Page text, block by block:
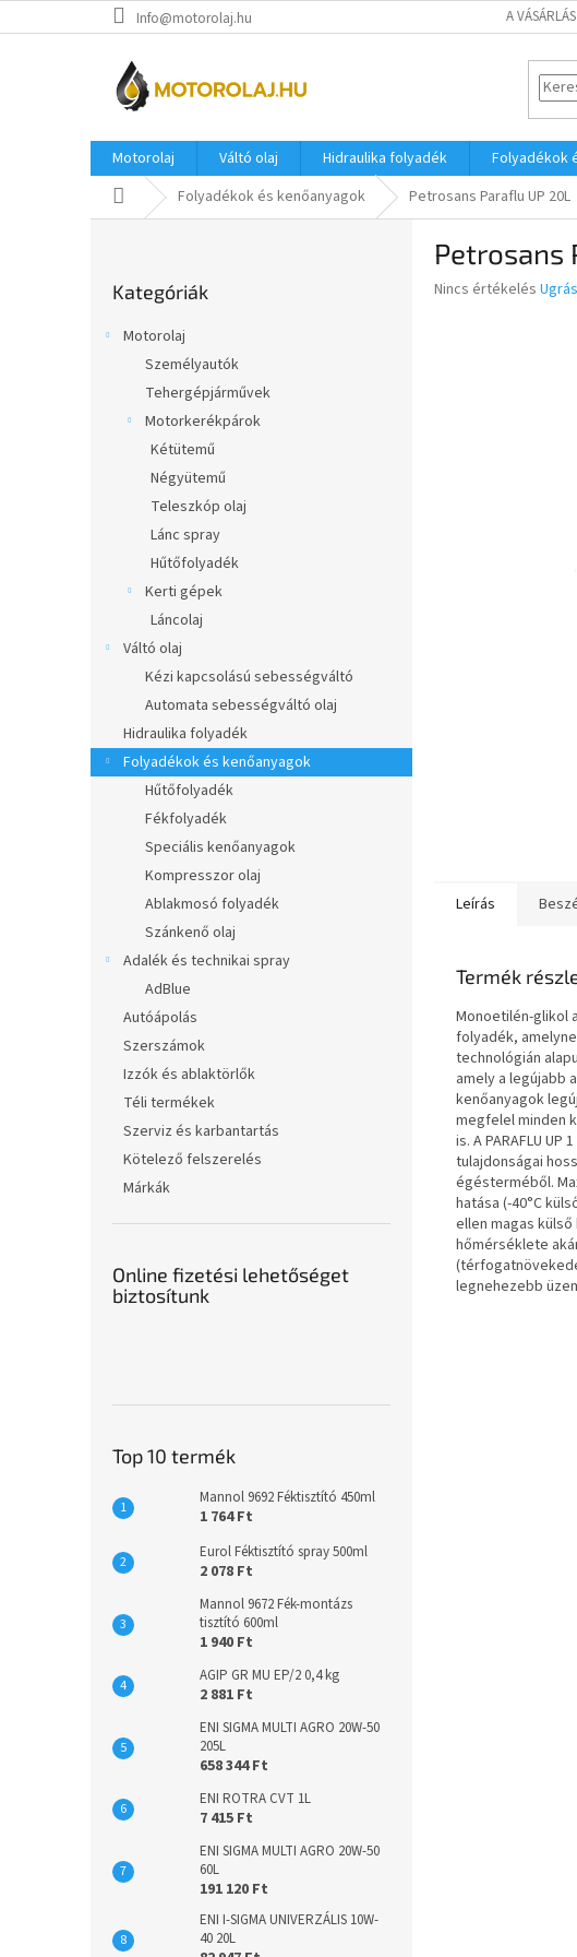
a
Info@motorolaj.hu A
Motorolaj Váltó olaj Hidraulika folyadék Folyadékok
KezdőlapFolyadékok és kenőanyagok Petrosans Paraflu UP 20L
átugrása
Kategóriák
Motorolaj
Személyautók
Tehergépjárművek
Motorkerékpárok
Kétütemű
Négyütemű
Teleszkóp olaj
Lánc spray
Hűtőfolyadék
Kerti gépek
Láncolaj
Váltó olaj
Kézi kapcsolású sebességváltó
Automata sebességváltó olaj
Hidraulika folyadék
Folyadékok és kenőanyagok
Hűtőfolyadék
Fékfolyadék
Speciális kenőanyagok
Kompresszor olaj
Ablakmosó folyadék
Szánkenő olaj
Adalék és technikai spray
AdBlue
Autóápolás
Szerszámok
Izzók és ablaktörlők
Téli termékek
Szerviz és karbantartás
Kötelező felszerelés
Márkák
Online fizetési lehetőséget
biztosítunk
Top 10 termék
Mannol 9692 Féktisztító 450ml
1 764 Ft
Eurol Féktisztító spray 500ml
2 078 Ft
Mannol 9672 Fék-montázs
tisztító 600ml
1 940 Ft
AGIP GR MU EP/2 0,4 kg
2 881 Ft
ENI SIGMA MULTI AGRO 20W-50
205L
658 344 Ft
ENI ROTRA CVT 1L
7 415 Ft
ENI SIGMA MULTI AGRO 20W-50
60L
191 120 Ft
ENI I-SIGMA UNIVERZÁLIS 10W-
40 20L
Petrosans
A
Nincs értékelés
Leírás
Termék
Monoetilén-glikol
folyadék,
technológián
amely a legújabb
kenőanyagok
megfelel minden
is. A PARAFLU
tulajdonságai
égésterméből.
hatása (-40°C
ellen magas
hőmérséklete
legnehezebb